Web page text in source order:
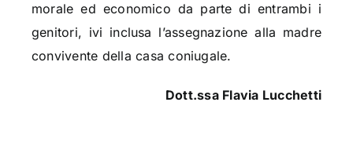
morale ed economico da parte di entrambi i
genitori, ivi inclusa l’assegnazione alla madre
convivente della casa coniugale.
Dott.ssa Flavia Lucchetti